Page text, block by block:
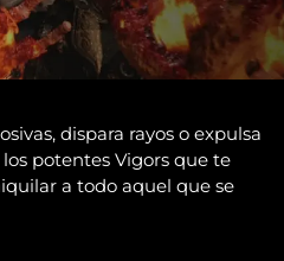
dispara rayos o expulsa
potentes Vigors que te
a todo aquel que se